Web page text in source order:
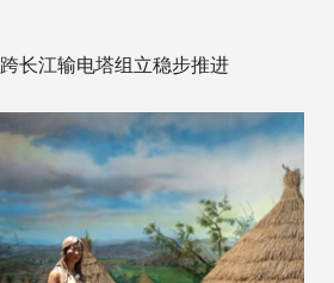
长江输电塔组立稳步推进